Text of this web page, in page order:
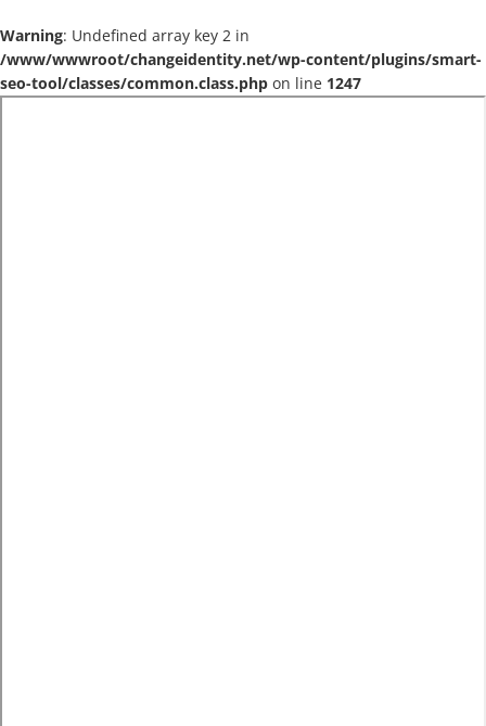
Warning: Undefined array key 2 in
/www/wwwroot/changeidentity.net/wp-content/plugins/smart-
seo-tool/classes/common.class.php on line 1247